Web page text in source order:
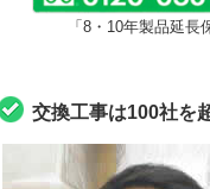
「8・10年製品延長
交換工事は100社を